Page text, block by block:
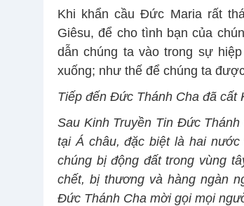
Khi khẩn cầu Đức Maria rất
Giêsu, để cho tình bạn của
dẫn chúng ta vào trong sự
xuống; như thế để chúng ta
Tiếp đến Đức Thánh Cha đã cất
Sau Kinh Truyền Tin Đức
tại Á châu, đặc biệt là hai nước
chúng bị động đất trong vùng
chết, bị thương và hàng ngàn
Đức Thánh Cha mời gọi mọi